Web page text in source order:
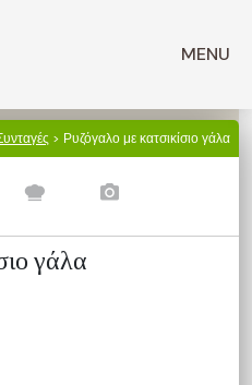
MENU
> Ρυζόγαλο με κατσικίσιο γάλα
γάλα